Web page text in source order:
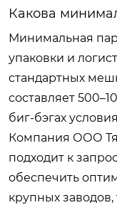
Какова
Минимальная
упаковки и
стандартных
составляет
биг-бэгах
Компания ООО
подходит к
обеспечить
крупных заводов,